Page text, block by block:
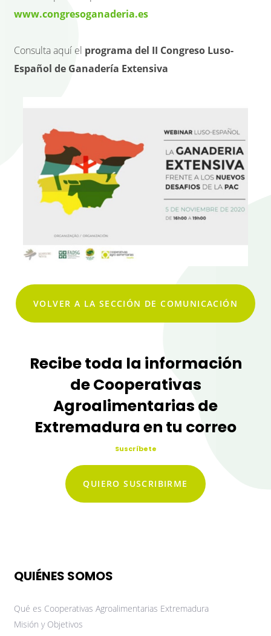
www.congresoganaderia.es
Consulta aquí el programa del II Congreso Luso-
Español de Ganadería Extensiva
VOLVER A LA SECCIÓN DE COMUNICACIÓN
Recibe toda la información
de Cooperativas
Agroalimentarias de
Extremadura en tu correo
Suscríbete
QUIERO SUSCRIBIRME
QUIÉNES SOMOS
Qué es Cooperativas Agroalimentarias Extremadura
Misión y Objetivos